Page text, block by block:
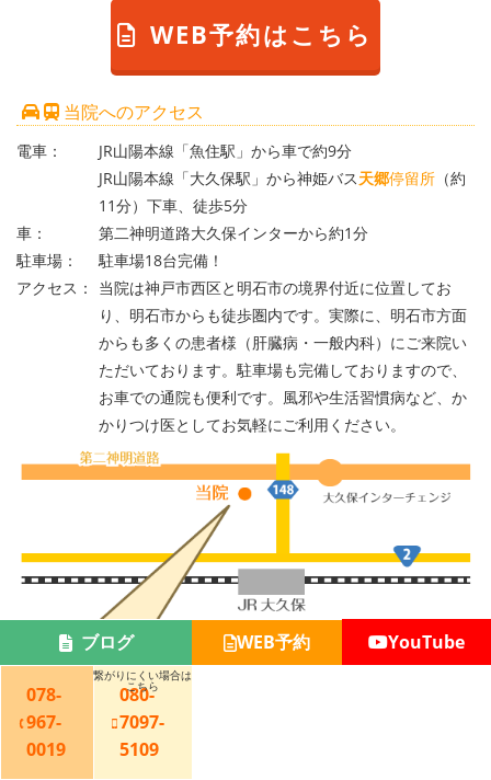
WEB予約はこちら
当院へのアクセス
電車：
JR山陽本線「魚住駅」から車で約9分
JR山陽本線「大久保駅」から神姫バス天郷停留所 （約
11分）下車、徒歩5分
車：
第二神明道路大久保インターから約1分
駐車場：
駐車場18台完備！
アクセス：
当院は神戸市西区と明石市の境界付近に位置してお
り、明石市からも徒歩圏内です。実際に、明石市方面
からも多くの患者様（肝臓病・一般内科）にご来院い
ただいております。駐車場も完備しておりますので、
お車での通院も便利です。風邪や生活習慣病など、か
かりつけ医としてお気軽にご利用ください。
ブログ WEB予約 YouTube
078-
967-
0019
080-
7097-
5109
繋がりにくい場合は
こちら